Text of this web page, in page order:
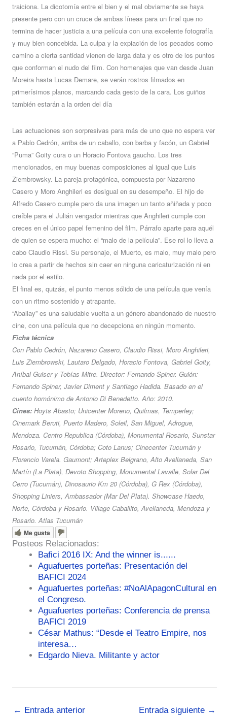
traiciona. La dicotomía entre el bien y el mal obviamente se haya
presente pero con un cruce de ambas líneas para un final que no
termina de hacer justicia a una película con una excelente fotografía
y muy bien concebida. La culpa y la expiación de los pecados como
camino a cierta santidad vienen de larga data y es otro de los puntos
que conforman el nudo del film. Con homenajes que van desde Juan
Moreira hasta Lucas Demare, se verán rostros filmados en
primerísimos planos, marcando cada gesto de la cara. Los guiños
también estarán a la orden del día
Las actuaciones son sorpresivas para más de uno que no espera ver
a Pablo Cedrón, arriba de un caballo, con barba y facón, un Gabriel
“Puma” Goity cura o un Horacio Fontova gaucho. Los tres
mencionados, en muy buenas composiciones al igual que Luis
Ziembrowsky. La pareja protagónica, compuesta por Nazareno
Casero y Moro Anghileri es desigual en su desempeño. El hijo de
Alfredo Casero cumple pero da una imagen un tanto añiñada y poco
creíble para el Julián vengador mientras que Anghileri cumple con
creces en el único papel femenino del film. Párrafo aparte para aquél
de quien se espera mucho: el “malo de la película”. Ese rol lo lleva a
cabo Claudio Rissi. Su personaje, el Muerto, es malo, muy malo pero
lo crea a partir de hechos sin caer en ninguna caricaturización ni en
nada por el estilo.
El final es, quizás, el punto menos sólido de una película que venía
con un ritmo sostenido y atrapante.
“Aballay” es una saludable vuelta a un género abandonado de nuestro
cine, con una película que no decepciona en ningún momento.
Ficha técnica
Con Pablo Cedrón, Nazareno Casero, Claudio Rissi, Moro Anghileri,
Luis Ziembrowski, Lautaro Delgado, Horacio Fontova, Gabriel Goity,
Aníbal Guiser y Tobías Mitre. Director: Fernando Spiner. Guión:
Fernando Spiner, Javier Diment y Santiago Hadida. Basado en el
cuento homónimo de Antonio Di Benedetto. Año: 2010.
Cines: Hoyts Abasto; Unicenter Moreno, Quilmas, Temperley;
Cinemark Beruti, Puerto Madero, Soleil, San Miguel, Adrogue,
Mendoza. Centro Republica (Córdoba), Monumental Rosario, Sunstar
Rosario, Tucumán, Córdoba; Coto Lanus; Cinecenter Tucumán y
Florencio Varela. Gaumont; Arteplex Belgrano, Alto Avellaneda, San
Martín (La Plata), Devoto Shopping, Monumental Lavalle, Solar Del
Cerro (Tucumán), Dinosaurio Km 20 (Córdoba), G Rex (Córdoba),
Shopping Liniers, Ambassador (Mar Del Plata). Showcase Haedo,
Norte, Córdoba y Rosario. Village Caballito, Avellaneda, Mendoza y
Rosario. Atlas Tucumán
Me gusta
Posteos Relacionados:
Bafici 2016 IX: And the winner is......
Aguafuertes porteñas: Presentación del
BAFICI 2024
Aguafuertes porteñas: #NoAlApagonCultural en
el Congreso.
Aguafuertes porteñas: Conferencia de prensa
BAFICI 2019
César Mathus: “Desde el Teatro Empire, nos
interesa…
Edgardo Nieva. Militante y actor
← Entrada anterior Entrada siguiente →